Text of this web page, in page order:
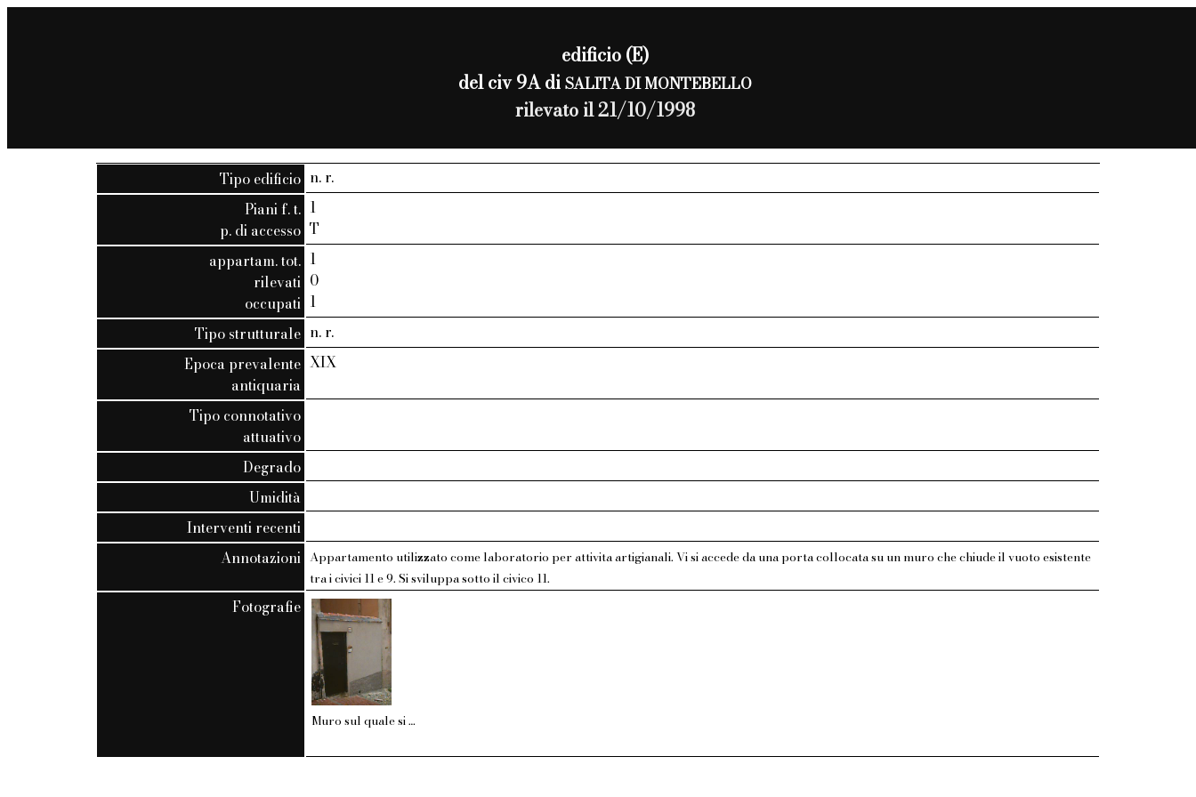
edificio (E)
del civ 9A diSALITA DI MONTEBELLO
rilevato il 21/10/1998
Tipo edificio n. r.
Piani f. t.
p. di accesso
1
T
appartam. tot.
rilevati
occupati
1
0
1
Tipo strutturale n. r.
Epoca prevalente
antiquaria
XIX
Tipo connotativo
attuativo
Degrado
Umidità
Interventi recenti
Annotazioni Appartamento utilizzato come laboratorio per attivita artigianali. Vi si accede da una porta collocata su un muro che chiude il vuoto esistente
tra i civici 11 e 9. Si sviluppa sotto il civico 11.
Fotografie
Muro sul quale si apre la porta di accesso.